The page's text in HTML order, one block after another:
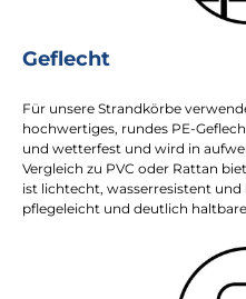
Geflecht
Für unsere Strandkörbe
hochwertiges, rundes PE-
und wetterfest und wird in
Vergleich zu PVC oder Rattan
ist lichtecht, wasserresistent
pflegeleicht und deutlich